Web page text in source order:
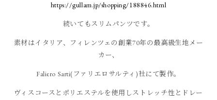
https://gullam.jp/shopping/188846.html
続いてもスリムパンツです。
素材はイタリア、フィレンツェの創業70年の最高級生地メー
カー、
Faliero Sarti(ファリエロサルティ)社にて製作。
ヴィスコースとポリエステルを使用しストレッチ性とドレー